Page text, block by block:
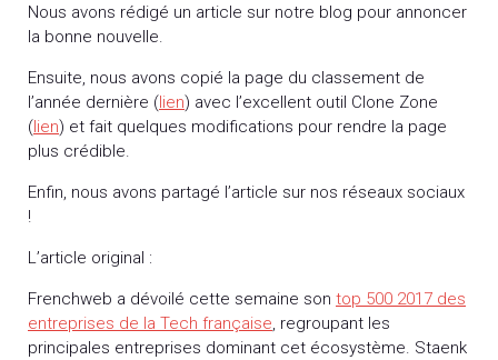
Nous avons rédigé un article sur notre blog pour annoncer
la bonne nouvelle.
Ensuite, nous avons copié la page du classement de
l’année dernière (lien) avec l’excellent outil Clone Zone
(lien) et fait quelques modifications pour rendre la page
plus crédible.
Enfin, nous avons partagé l’article sur nos réseaux sociaux
!
L’article original :
Frenchweb a dévoilé cette semaine son top 500 2017 des
entreprises de la Tech française, regroupant les
principales entreprises dominant cet écosystème. Staenk